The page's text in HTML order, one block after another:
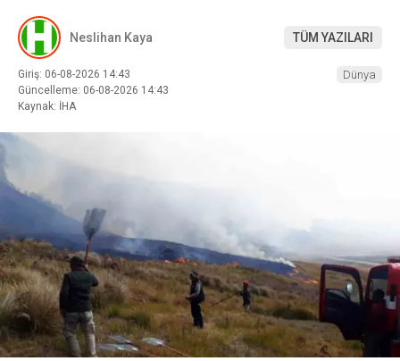
Neslihan Kaya TÜM YAZILARI
Giriş: 06-08-2026 14:43
Güncelleme: 06-08-2026 14:43
Kaynak: İHA
Dünya